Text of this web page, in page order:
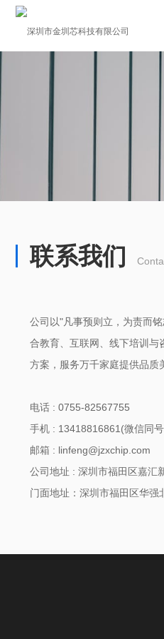
联系我们
公司以"凡事预则立，为责而
合教育、互联网、线下培训与
方案，服务万千家庭提供品质
电话 : 0755-82567755
手机 : 13418816861(微信同
邮箱 : linfeng@jzxchip.com
公司地址 : 深圳市福田区嘉汇
门面地址：深圳市福田区华